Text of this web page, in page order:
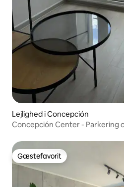
Lejlighed i Concepción
Concepción Center - Parkering
Gæstefavorit
Gæstefavorit